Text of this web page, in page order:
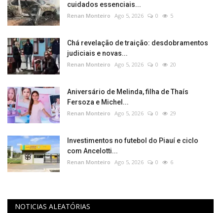
cuidados essenciais...
Renan Monteiro Ago 5, 2026 0 5
Chá revelação de traição: desdobramentos
judiciais e novas...
Renan Monteiro Ago 5, 2026 0 20
Aniversário de Melinda, filha de Thaís
Fersoza e Michel...
Renan Monteiro Ago 5, 2026 0 29
Investimentos no futebol do Piauí e ciclo
com Ancelotti...
Renan Monteiro Ago 5, 2026 0 6
NOTICIAS ALEATÓRIAS